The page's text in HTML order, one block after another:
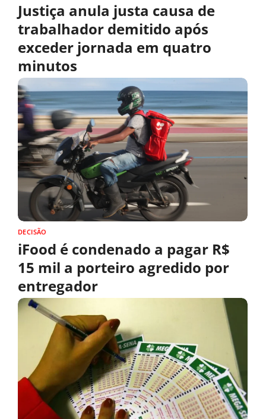
Justiça anula justa causa de
trabalhador demitido após
exceder jornada em quatro
minutos
DECISÃO
iFood é condenado a pagar R$
15 mil a porteiro agredido por
entregador